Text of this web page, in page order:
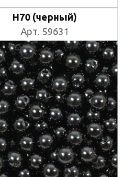
Н70 (черный)
Арт. 59631